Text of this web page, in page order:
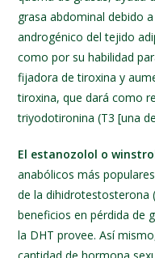
grasa abdominal debido
androgénico del tejido
como por su habilidad
fijadora de tiroxina y
tiroxina, que dará como
triyodotironina (T3 [una
El estanozolol o
anabólicos más
de la dihidrotestosterona
beneficios en pérdida de
la DHT provee. Así